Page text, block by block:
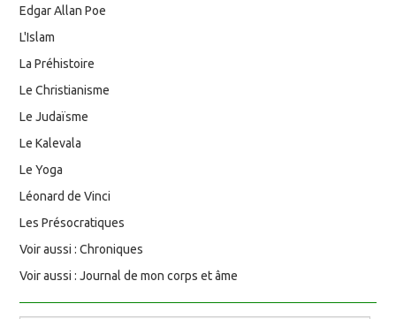
Edgar Allan Poe
L'Islam
La Préhistoire
Le Christianisme
Le Judaïsme
Le Kalevala
Le Yoga
Léonard de Vinci
Les Présocratiques
Voir aussi : Chroniques
Voir aussi : Journal de mon corps et âme